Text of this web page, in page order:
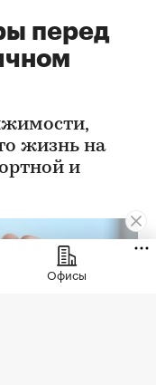
перед
жизнь на
и
Офисы